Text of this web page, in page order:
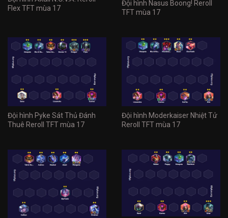
Flex TFT mùa 17
Đội hình Nasus Boong! Reroll
TFT mùa 17
Đội hình Pyke Sát Thủ Đánh
Thuê Reroll TFT mùa 17
Đội hình Moderkaiser Nhiệt Tử
Reroll TFT mùa 17